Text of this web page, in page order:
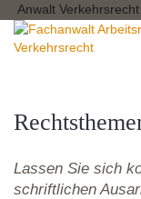
Anwalt
Lassen Sie sich
schriftlichen